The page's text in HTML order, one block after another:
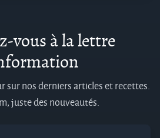
vous à la lettre
sur nos derniers articles et recettes.
juste des nouveautés.